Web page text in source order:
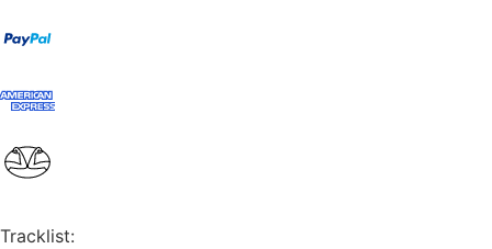
Tracklist: